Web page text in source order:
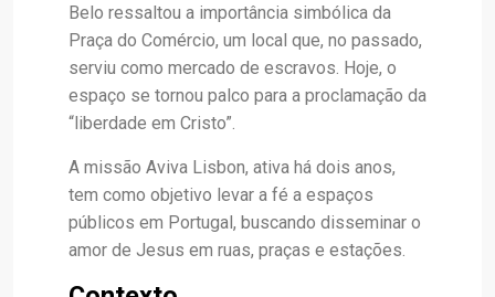
Belo ressaltou a importância simbólica da
Praça do Comércio, um local que, no passado,
serviu como mercado de escravos. Hoje, o
espaço se tornou palco para a proclamação da
“liberdade em Cristo”.
A missão Aviva Lisbon, ativa há dois anos,
tem como objetivo levar a fé a espaços
públicos em Portugal, buscando disseminar o
amor de Jesus em ruas, praças e estações.